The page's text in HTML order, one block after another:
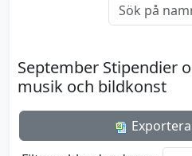
September Stipendier
musik och bildkonst